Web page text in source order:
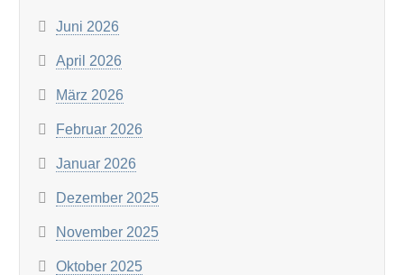
Juni 2026
April 2026
März 2026
Februar 2026
Januar 2026
Dezember 2025
November 2025
Oktober 2025